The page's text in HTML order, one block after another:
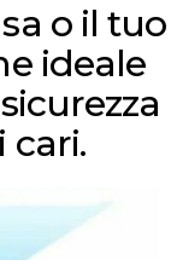
o il tuo
ideale
cari.